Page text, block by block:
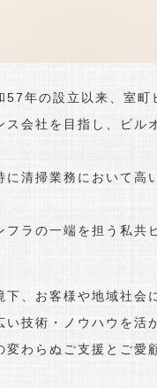
年の設立以来、室町
ス会社を目指し、ビ
に清掃業務において高
ラの一端を担う私共
、お客様や地域社会
い技術・ノウハウを活
変わらぬご支援とご愛